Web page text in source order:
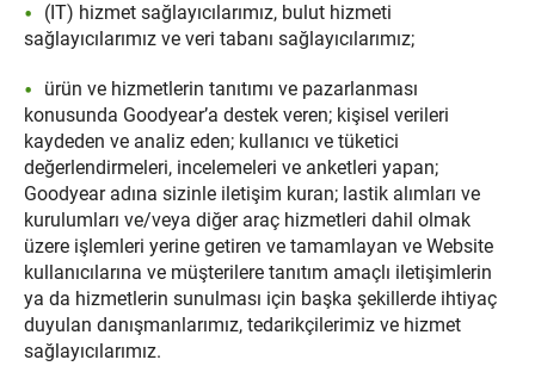
(IT) hizmet sağlayıcılarımız, bulut hizmeti
sağlayıcılarımız ve veri tabanı sağlayıcılarımız;
ürün ve hizmetlerin tanıtımı ve pazarlanması
konusunda Goodyear’a destek veren; kişisel verileri
kaydeden ve analiz eden; kullanıcı ve tüketici
değerlendirmeleri, incelemeleri ve anketleri yapan;
Goodyear adına sizinle iletişim kuran; lastik alımları ve
kurulumları ve/veya diğer araç hizmetleri dahil olmak
üzere işlemleri yerine getiren ve tamamlayan ve Website
kullanıcılarına ve müşterilere tanıtım amaçlı iletişimlerin
ya da hizmetlerin sunulması için başka şekillerde ihtiyaç
duyulan danışmanlarımız, tedarikçilerimiz ve hizmet
sağlayıcılarımız.